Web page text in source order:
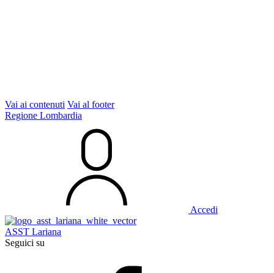
Vai ai contenuti Vai al footer
Regione Lombardia
Accedi
ASST Lariana
Seguici su